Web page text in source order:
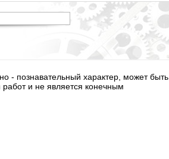
познавательный характер, может быть
и не является конечным